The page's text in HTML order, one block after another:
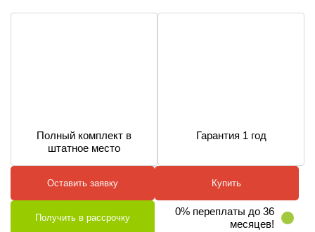
Полный комплект в
штатное место
Гарантия 1 год
Оставить заявку Купить
Получить в рассрочку
0% переплаты до 36
месяцев!